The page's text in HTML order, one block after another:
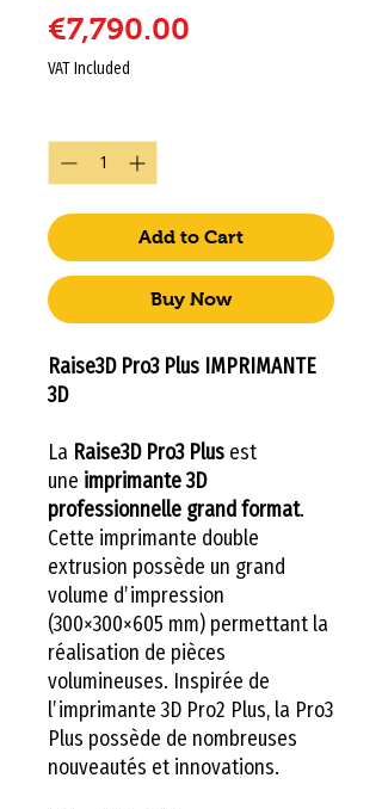
€7,790.00
VAT Included
Add to Cart
Buy Now
Raise3D Pro3 Plus IMPRIMANTE
3D
La Raise3D Pro3 Plus est
une imprimante 3D
professionnelle grand format.
Cette imprimante double
extrusion possède un grand
volume d’impression
(300×300×605 mm) permettant la
réalisation de pièces
volumineuses. Inspirée de
l’imprimante 3D Pro2 Plus, la Pro3
Plus possède de nombreuses
nouveautés et innovations.